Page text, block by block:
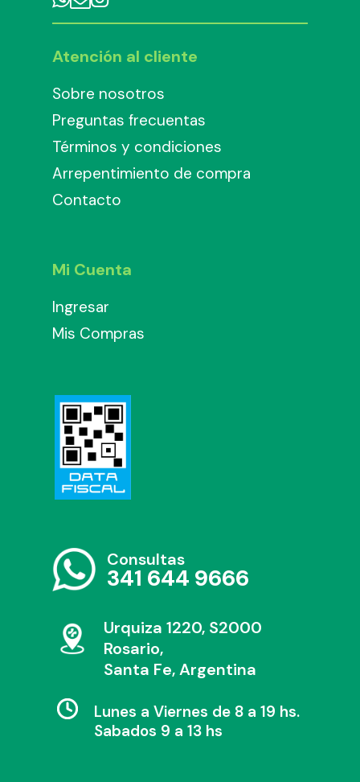
Atención al cliente
Sobre nosotros
Preguntas frecuentas
Términos y condiciones
Arrepentimiento de compra
Contacto
Mi Cuenta
Ingresar
Mis Compras
Consultas
341 644 9666
Urquiza 1220, S2000
Rosario,
Santa Fe, Argentina
Lunes a Viernes de 8 a 19 hs.
Sabados 9 a 13 hs